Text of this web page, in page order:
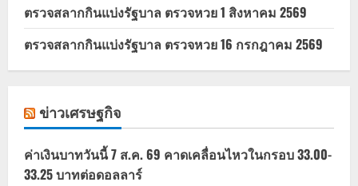
ตรวจสลากกินแบ่งรัฐบาล ตรวจหวย 1 สิงหาคม 2569
ตรวจสลากกินแบ่งรัฐบาล ตรวจหวย 16 กรกฎาคม 2569
ข่าวเศรษฐกิจ
ค่าเงินบาทวันนี้ 7 ส.ค. 69 คาดเคลื่อนไหวในกรอบ 33.00-
33.25 บาทต่อดอลลาร์